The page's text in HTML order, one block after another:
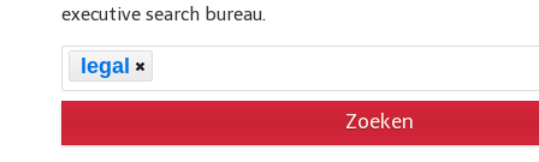
executive search bureau.
legal
Zoeken